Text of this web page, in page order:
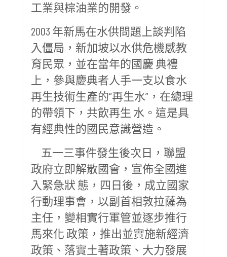
工業與棕油業的開發。
2003 年新馬在水供問題上談判陷
入僵局，新加坡以水供危機感教
育民眾，並在當年的國慶 典禮
上，參與慶典者人手一支以食水
再生技術生產的“再生水”，在總理
的帶領下，共飲再生 水。這是具
有經典性的國民意識營造。
五一三事件發生後次日，聯盟
政府立即解散國會，宣佈全國進
入緊急狀 態，四日後，成立國家
行動理事會，以副首相敦拉薩為
主任，變相實行軍管並逐步推行
馬來化 政策，推出並實施新經濟
政策、落實土著政策、大力發展